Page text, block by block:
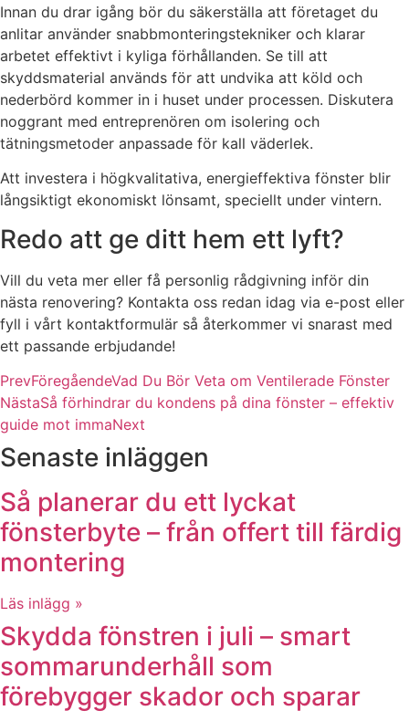
Innan du drar igång bör du säkerställa att företaget du
anlitar använder snabbmonteringstekniker och klarar
arbetet effektivt i kyliga förhållanden. Se till att
skyddsmaterial används för att undvika att köld och
nederbörd kommer in i huset under processen. Diskutera
noggrant med entreprenören om isolering och
tätningsmetoder anpassade för kall väderlek.
Att investera i högkvalitativa, energieffektiva fönster blir
långsiktigt ekonomiskt lönsamt, speciellt under vintern.
Redo att ge ditt hem ett lyft?
Vill du veta mer eller få personlig rådgivning inför din
nästa renovering? Kontakta oss redan idag via e-post eller
fyll i vårt kontaktformulär så återkommer vi snarast med
ett passande erbjudande!
PrevFöregåendeVad Du Bör Veta om Ventilerade Fönster
NästaSå förhindrar du kondens på dina fönster – effektiv
guide mot immaNext
Senaste inläggen
Så planerar du ett lyckat
fönsterbyte – från offert till färdig
montering
Läs inlägg »
Skydda fönstren i juli – smart
sommarunderhåll som
förebygger skador och sparar